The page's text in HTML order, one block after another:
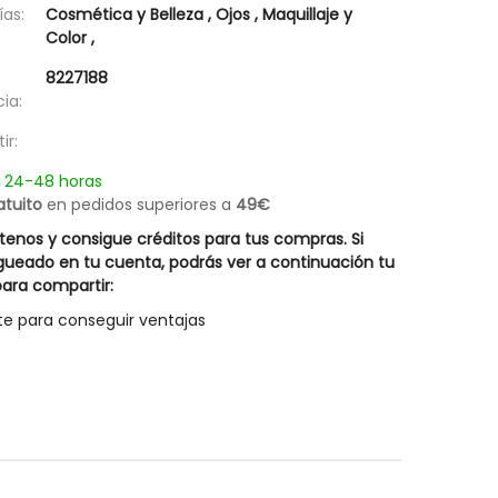
Cosmética y Belleza , Ojos , Maquillaje y
Color ,
8227188
24-48 horas
en pedidos superiores a 49€
y consigue créditos para tus compras. Si
en tu cuenta, podrás ver a continuación tu
compartir:
para conseguir ventajas
Champú Caspa Grasa Lipoacid Rueber
Hair Energy